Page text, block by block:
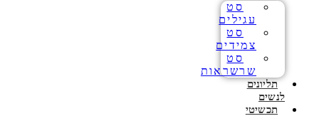
סט
עגילים
סט
צמידים
סט
שרשראות
תליונים
לנשים
תכשיטי